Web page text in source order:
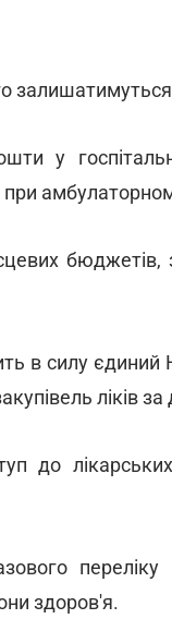
у
при
бюджетів,
в силу єдиний
ліків
до
переліку
здоров'я.